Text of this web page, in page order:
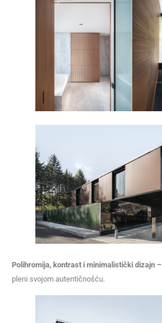
Polihromija, kontrast i minimalistički dizajn –
pleni svojom autentičnošću.